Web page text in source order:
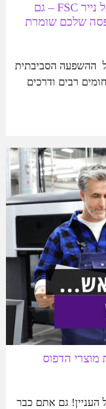
דואגים לדורות הבאים? הדפיסו על נייר FSC – גם
שלכם שומרת
ההשפעה הסביבתית
רבים ודרכים
מוצרי הדפוס
העניין! גם אתם כבר